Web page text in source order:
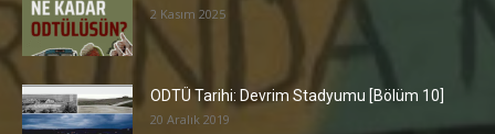
2 Kasım 2025
ODTÜ Tarihi: Devrim Stadyumu [Bölüm 10]
20 Aralık 2019